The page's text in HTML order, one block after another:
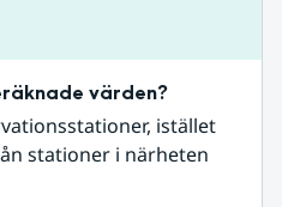
värden?
istället
stationer i närheten